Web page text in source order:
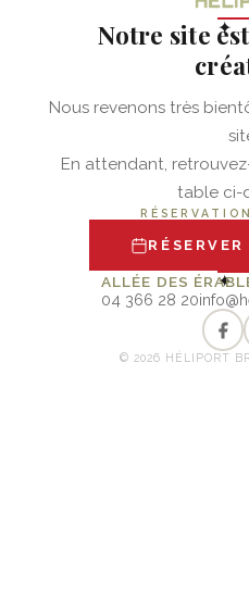
✦
Notre site
Nous revenons très
En attendant,
table ci-
✦
ALLÉE DES
04 366 28 20
© 2026 HÉLIPORT